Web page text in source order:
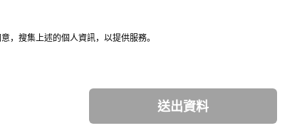
，搜集上述的個人資訊，以提供服務。
送出資料